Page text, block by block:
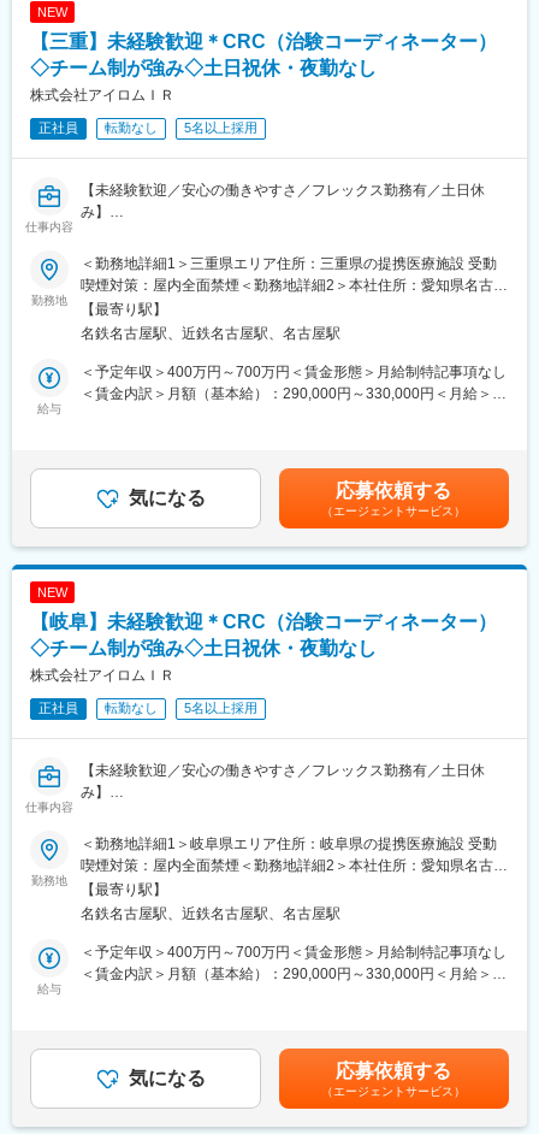
変更の範囲：会社の定める業務
きなかった社員が後日Web上で受講できるよう、全てに研修は動
画を保存しております。
創業から18年連続で増収増益している医療×ITを手掛けるエムスリ
エムスリーグループのITを活用して「治験のe化」を推進してお
り、スピーディな治験運用ができるのも特徴です（新規の治験先
出しながらも社員感の連携がとりやすい環境です。
■女性が働きやすい環境
社員の8割が女性のため、女性が働きやすい環境が整っています。
で活躍できる企業です。
・育休から復職後の短時間勤務制度あり（原則6時間勤務から7時
・チーム全体で協力しながら治験を進めていく会社です。1人3～
5施設を受け持ちますが、他のチームメンバーがサポートしながら
治験を進めていくことができるため、負担なく仕事ができます。
変更の範囲：会社の定める業務
NEW
【三重】未経験歓迎＊CRC（治験コーディネーター）
◇チーム制が強み◇土日祝休・夜勤なし
株式会社アイロムＩＲ
正社員 転勤なし 5名以上採用
仕事内容
【未経験歓迎／安心の働きやすさ／フレックス勤務有／土日休
み】
■業務詳細／治験コーディネーター（CRCって何？）
新しい薬や治療法が安全で効果的かどうかを確かめるための臨床
試験（治験）をサポートする仕事です。
＜具体的に＞
患者さんが治験に参加する手続きを助けたり、治験中のデータを
収集・管理をします。
に貢献できるやりがいのある仕事です。
※担当する医療機関に常駐しての業務となります。
（2）スケジュール管理力：
治験には決まった検査や診察の予定があるため、患者さんが無理
なく通えるように予定を調整する力が身につきます。
薬の種類や副作用、検査の内容など、医療に関する知識が自然と
（4）パソコンや書類の整理力：
検査の結果を記録したり、書類をまとめたりする仕事もありま
（5）チームで働く力：
治験は医師、看護師、薬剤師など、いろんな職種の人と協力して
進めるので、チームワークの大切さを学べます。
■安心の働きやすさ：
フレックスタイム制も取り入れ、柔軟に働き方をアレンジ可能。
導入研修が80時間あり、手厚いフォロー体制があります。
CRC社内認定制度を採用し、継続研修を充実させることで常に新
勤務地
＜勤務地詳細1＞三重県エリア住所：三重県の提携医療施設 受動
喫煙対策：屋内全面禁煙＜勤務地詳細2＞本社住所：愛知県名古屋
市中村区名駅4-8-18 名古屋三井ビルディング北館11F勤務地最寄
駅：JR線／名古屋駅受動喫煙対策：屋内全面禁煙変更の範囲：会
【最寄り駅】
名鉄名古屋駅、近鉄名古屋駅、名古屋駅
給与
＜予定年収＞400万円～700万円＜賃金形態＞月給制特記事項なし
＜賃金内訳＞月額（基本給）：290,000円～330,000円＜月給＞
があります。月給(月額)は固定手当を含めた表記です。
気になる 応募依頼する
（エージェントサービス）
NEW
【岐阜】未経験歓迎＊CRC（治験コーディネーター）
◇チーム制が強み◇土日祝休・夜勤なし
株式会社アイロムＩＲ
正社員 転勤なし 5名以上採用
仕事内容
【未経験歓迎／安心の働きやすさ／フレックス勤務有／土日休
み】
■業務詳細／治験コーディネーター（CRCって何？）
新しい薬や治療法が安全で効果的かどうかを確かめるための臨床
試験（治験）をサポートする仕事です。
＜具体的に＞
患者さんが治験に参加する手続きを助けたり、治験中のデータを
収集・管理をします。
に貢献できるやりがいのある仕事です。
※担当する医療機関に常駐しての業務となります。
勤務地
＜勤務地詳細1＞岐阜県エリア住所：岐阜県の提携医療施設 受動
喫煙対策：屋内全面禁煙＜勤務地詳細2＞本社住所：愛知県名古屋
市中村区名駅4-8-18 名古屋三井ビルディング北館11F勤務地最寄
駅：JR線／名古屋駅受動喫煙対策：屋内全面禁煙変更の範囲：会
【最寄り駅】
名鉄名古屋駅、近鉄名古屋駅、名古屋駅
給与
＜予定年収＞400万円～700万円＜賃金形態＞月給制特記事項なし
＜賃金内訳＞月額（基本給）：290,000円～330,000円＜月給＞
があります。月給(月額)は固定手当を含めた表記です。
気になる 応募依頼する
（エージェントサービス）